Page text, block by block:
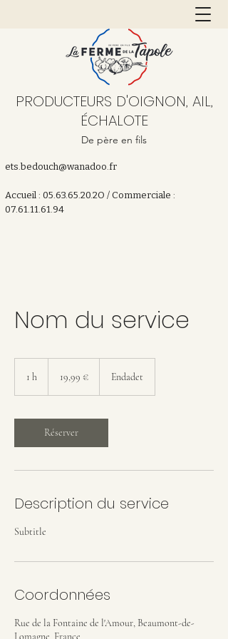
PRODUCTEURS D'OIGNON, AIL,
ÉCHALOTE
De père en fils
ets.bedouch@wanadoo.fr
Accueil : 05.63.65.20.2O / Commerciale :
07.61.11.61.94
Nom du service
1 h 19,99 € Endadet
Réserver
Description du service
Subtitle
Coordonnées
Rue de la Fontaine de l'Amour, Beaumont-de-
Lomagne, France